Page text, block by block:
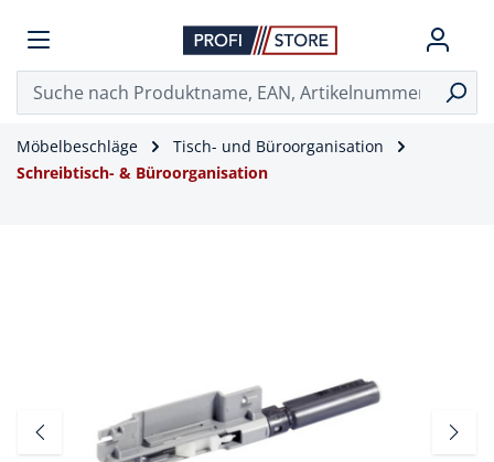
Möbelbeschläge
Tisch- und Büroorganisation
Schreibtisch- & Büroorganisation